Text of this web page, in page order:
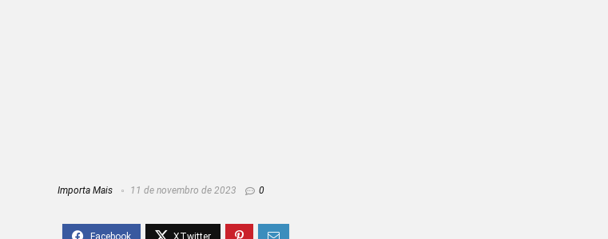
Importa Mais 11 de novembro de 2023 0